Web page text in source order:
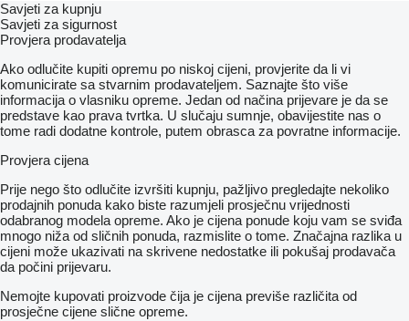
Savjeti za kupnju
Savjeti za sigurnost
Provjera prodavatelja
Ako odlučite kupiti opremu po niskoj cijeni, provjerite da li vi
komunicirate sa stvarnim prodavateljem. Saznajte što više
informacija o vlasniku opreme. Jedan od načina prijevare je da se
predstave kao prava tvrtka. U slučaju sumnje, obavijestite nas o
tome radi dodatne kontrole, putem obrasca za povratne informacije.
Provjera cijena
Prije nego što odlučite izvršiti kupnju, pažljivo pregledajte nekoliko
prodajnih ponuda kako biste razumjeli prosječnu vrijednosti
odabranog modela opreme. Ako je cijena ponude koju vam se sviđa
mnogo niža od sličnih ponuda, razmislite o tome. Značajna razlika u
cijeni može ukazivati ​​na skrivene nedostatke ili pokušaj prodavača
da počini prijevaru.
Nemojte kupovati proizvode čija je cijena previše različita od
prosječne cijene slične opreme.